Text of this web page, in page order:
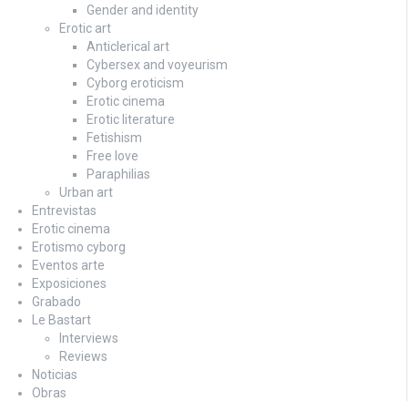
Gender and identity
Erotic art
Anticlerical art
Cybersex and voyeurism
Cyborg eroticism
Erotic cinema
Erotic literature
Fetishism
Free love
Paraphilias
Urban art
Entrevistas
Erotic cinema
Erotismo cyborg
Eventos arte
Exposiciones
Grabado
Le Bastart
Interviews
Reviews
Noticias
Obras